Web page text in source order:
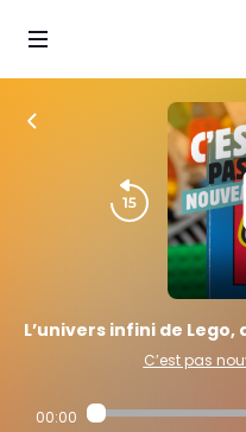
L’univers infini de
C’est pas
00:00